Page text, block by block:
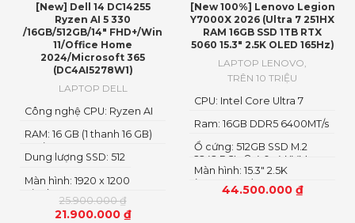
[New] Dell 14 DC14255
Ryzen AI 5 330
/16GB/512GB/14″ FHD+/Win
11/Office Home
2024/Microsoft 365
(DC4AI5278W1)
LAPTOP DELL
25.900.000₫
21.900.000 ₫
Màn hình: 1920 x 1200
Pixels
Dung lượng SSD: 512
RAM: 16 GB (1 thanh 16 GB)
Loại RAM: DDR5
Công nghệ CPU: Ryzen AI
[New 100%] Lenovo Legion
Y7000X 2026 (Ultra 7 251HX
RAM 16GB SSD 1TB RTX
5060 15.3″ 2.5K OLED 165Hz)
LAPTOP LENOVO,
TRÊN 10 TRIỆU
44.500.000 ₫
Màn hình: 15.3" 2.5K
(2560x1600) OLED
Ổ cứng: 512GB SSD M.2
2242 PCIe® 4.0×4 NVMe
Ram: 16GB DDR5 6400MT/s
CPU: Intel Core Ultra 7